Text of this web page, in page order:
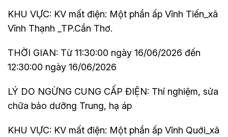
KHU VỰC: KV mất điện: Một phần ấp Vĩnh Tiến_xã
Vĩnh Thạnh _TP.Cần Thơ.
THỜI GIAN: Từ 11:30:00 ngày 16/06/2026 đến
12:30:00 ngày 16/06/2026
LÝ DO NGỪNG CUNG CẤP ĐIỆN: Thí nghiệm, sửa
chữa bảo dưỡng Trung, hạ áp
KHU VỰC: KV mất điện: Một phần ấp Vĩnh Quới_xã